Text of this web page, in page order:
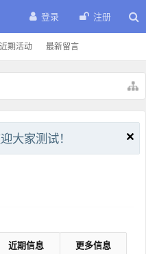
近期活动 最新留言
登录 注册
大家测试！
近期信息 更多信息